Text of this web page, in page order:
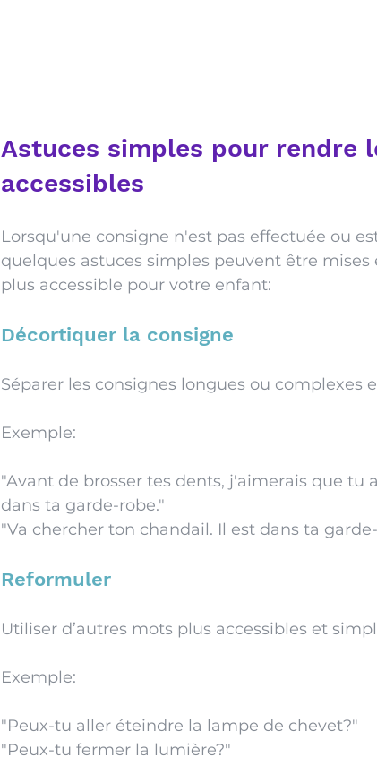
Astuces simples pour rendre
accessibles
Lorsqu'une consigne n'est pas effectuée ou
quelques astuces simples peuvent être
plus accessible pour votre enfant:
Décortiquer la consigne
Séparer les consignes longues ou complexes
Exemple:
"Avant de brosser tes dents, j'aimerais que tu
dans ta garde-robe."
"Va chercher ton chandail. Il est dans ta
Reformuler
Utiliser d’autres mots plus accessibles et
Exemple:
"Peux-tu aller éteindre la lampe de chevet?"
"Peux-tu fermer la lumière?"